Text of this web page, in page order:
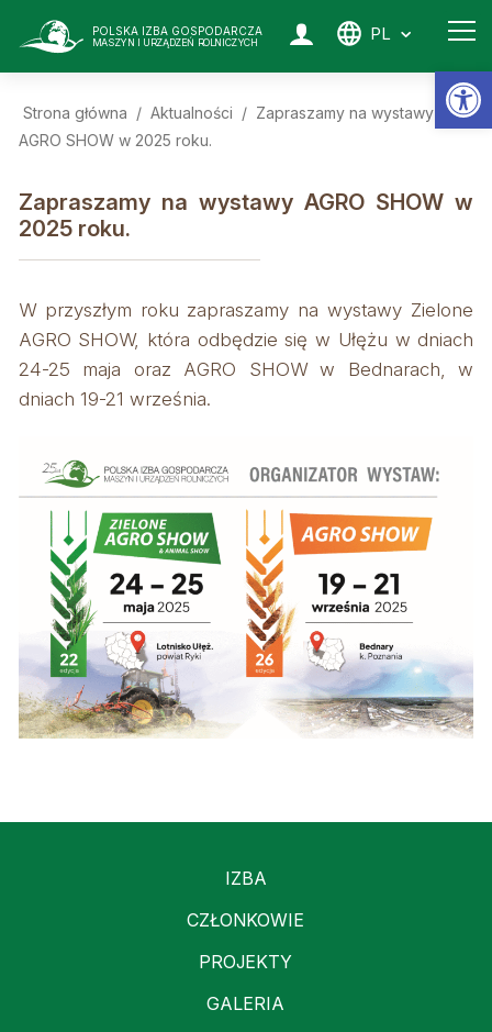
POLSKA IZBA GOSPODARCZA
MASZYN I URZĄDZEŃ ROLNICZYCH PL
Strona główna / Aktualności / Zapraszamy na wystawy
AGRO SHOW w 2025 roku.
Zapraszamy na wystawy AGRO SHOW w
2025 roku.
W przyszłym roku zapraszamy na wystawy Zielone
AGRO SHOW, która odbędzie się w Ułężu w dniach
24-25 maja oraz AGRO SHOW w Bednarach, w
dniach 19-21 września.
IZBA
CZŁONKOWIE
PROJEKTY
GALERIA